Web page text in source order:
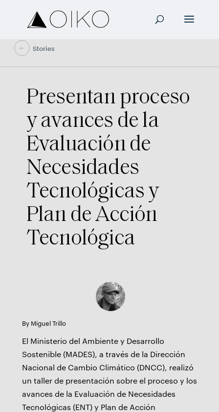
Stories
Presentan proceso
y avances de la
Evaluación de
Necesidades
Tecnológicas y
Plan de Acción
Tecnológica
By Miguel Trillo
El Ministerio del Ambiente y Desarrollo
Sostenible (MADES), a través de la Dirección
Nacional de Cambio Climático (DNCC), realizó
un taller de presentación sobre el proceso y los
avances de la Evaluación de Necesidades
Tecnológicas (ENT) y Plan de Acción